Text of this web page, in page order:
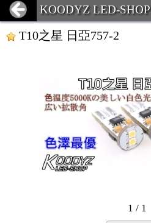
KOODYZ LED-SHOP
T10之星 日亞757-2
1 / 1